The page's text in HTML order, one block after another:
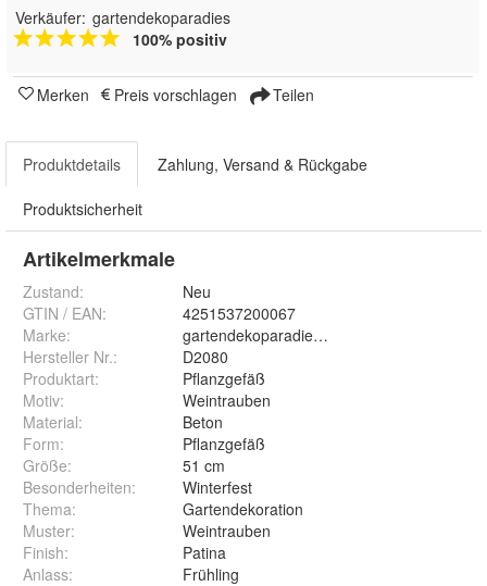
Verkäufer: gartendekoparadies
100% positiv
Merken Preis vorschlagen Teilen
Produktdetails Zahlung, Versand & Rückgabe
Produktsicherheit
Artikelmerkmale
Zustand:
Neu
GTIN / EAN:
4251537200067
Marke:
gartendekoparadies.de
Hersteller Nr.:
D2080
Produktart:
Pflanzgefäß
Motiv:
Weintrauben
Material:
Beton
Form:
Pflanzgefäß
Größe:
51 cm
Besonderheiten:
Winterfest
Thema:
Gartendekoration
Muster:
Weintrauben
Finish:
Patina
Anlass:
Frühling